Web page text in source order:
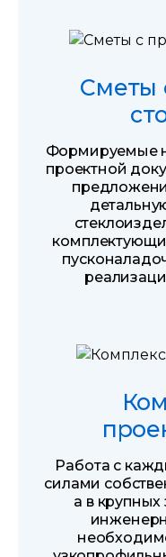
Сметы
Формируемые
проектной
Работа с
силами
а в